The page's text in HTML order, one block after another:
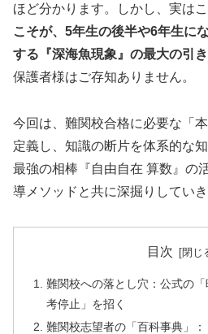
ほど分かります。しかし、実は
こそが、5年生の後半や6年生に
する『深海魚現象』の最大の引
保護者様はご存知ありません。
今回は、難関校合格に必要な「
定義し、知識の断片を体系的な
最強の相棒『自由自在 算数』の
導メソッドと共に深掘りしていき
目次
難関校への落とし穴：公式の
考停止」を招く
難関校志望者の「百科事典」